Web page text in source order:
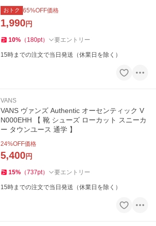
【メール便・代引不可】
おトク 65%OFF価格
1,990円
10% （ 180pt） 要エントリー
15時までの注文で当日発送（休業日を除く）
VANS
VANS ヴァンズ Authentic オーセンティック V
N000EHH 【 靴 シューズ ローカット スニーカ
ー タウンユース 通学 】
24%OFF価格
5,400円
15% （737pt） 要エントリー
15時までの注文で当日発送（休業日を除く）